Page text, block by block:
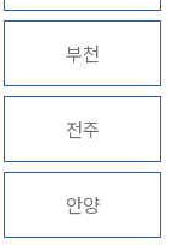
부천
전주
안양